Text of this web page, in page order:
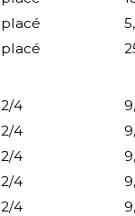
placé
placé
2/4
2/4
2/4
2/4
2/4